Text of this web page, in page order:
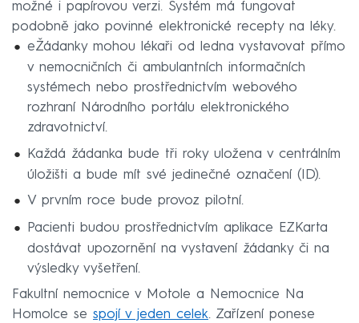
možné i papírovou verzi. Systém má fungovat
podobně jako povinné elektronické recepty na léky.
eŽádanky mohou lékaři od ledna vystavovat přímo
v nemocničních či ambulantních informačních
systémech nebo prostřednictvím webového
rozhraní Národního portálu elektronického
zdravotnictví.
Každá žádanka bude tři roky uložena v centrálním
úložišti a bude mít své jedinečné označení (ID).
V prvním roce bude provoz pilotní.
Pacienti budou prostřednictvím aplikace EZKarta
dostávat upozornění na vystavení žádanky či na
výsledky vyšetření.
Fakultní nemocnice v Motole a Nemocnice Na
Homolce se spojí v jeden celek. Zařízení ponese